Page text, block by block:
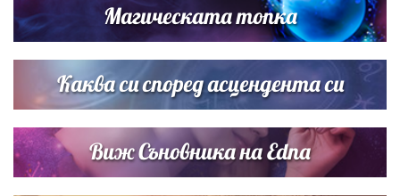
Списъкът е ясен: Джей Ло и Риана във ВИП гостите на
сватбата на Роналдо
Магическата топка
Каква си според асцендента си
Виж Съновника на Edna